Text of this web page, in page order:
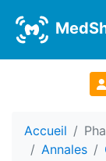
Accueil
Annales